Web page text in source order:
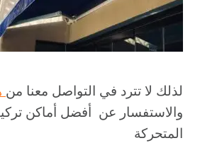
لذلك لا تترد في التواصل معنا من
والاستفسار عن أفضل أماكن
المتحركة